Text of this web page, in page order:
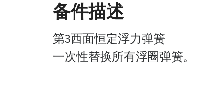
备件描述
第3西面恒定浮力弹簧
一次性替换所有浮圈弹簧。